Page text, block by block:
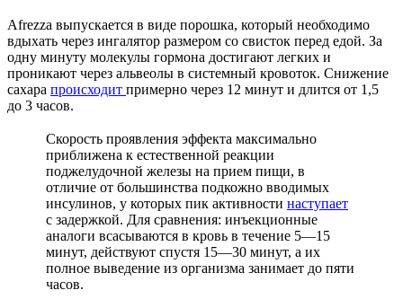
Afrezza выпускается в виде порошка, который необходимо
вдыхать через ингалятор размером со свисток перед едой. За
одну минуту молекулы гормона достигают легких и
проникают через альвеолы в системный кровоток. Снижение
сахара происходит примерно через 12 минут и длится от 1,5
до 3 часов.
Скорость проявления эффекта максимально
приближена к естественной реакции
поджелудочной железы на прием пищи, в
отличие от большинства подкожно вводимых
инсулинов, у которых пик активности наступает
с задержкой. Для сравнения: инъекционные
аналоги всасываются в кровь в течение 5—15
минут, действуют спустя 15—30 минут, а их
полное выведение из организма занимает до пяти
часов.